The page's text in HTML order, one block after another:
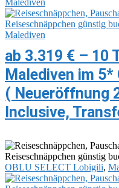
Malediven
Malediven
ab 3.319 € – 10
Malediven im 5*
( Neueröffnung
Inclusive,
OBLU SELECT Lobigili,